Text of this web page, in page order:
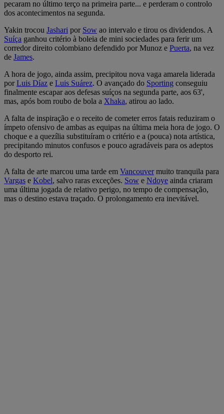
pecaram no último terço na primeira parte... e perderam o controlo
dos acontecimentos na segunda.
Yakin trocou Jashari por Sow ao intervalo e tirou os dividendos. A
Suíça ganhou critério à boleia de mini sociedades para ferir um
corredor direito colombiano defendido por Munoz e Puerta, na vez
de James.
A hora de jogo, ainda assim, precipitou nova vaga amarela liderada
porLuis Díaz e Luis Suárez. O avançado do Sporting conseguiu
finalmente escapar aos defesas suíços na segunda parte, aos 63',
mas, após bom roubo de bola a Xhaka, atirou ao lado.
A falta de inspiração e o receito de cometer erros fatais reduziram o
ímpeto ofensivo de ambas as equipas na última meia hora de jogo. O
choque e a quezília substituíram o critério e a (pouca) nota artística,
precipitando minutos confusos e pouco agradáveis para os adeptos
do desporto rei.
A falta de arte marcou uma tarde em Vancouvermuito tranquila para
Vargas e Kobel, salvo raras exceções. Sow e Ndoye ainda criaram
uma última jogada de relativo perigo, no tempo de compensação,
mas o destino estava traçado. O prolongamento era inevitável.